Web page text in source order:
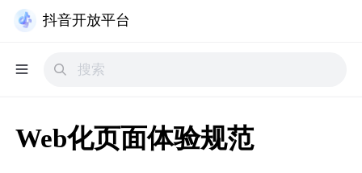
抖音开放平台
Web化页面体验规范